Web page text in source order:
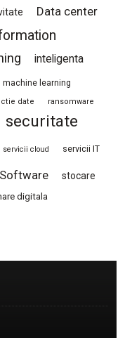
Data center
inteligenta
machine learning
date ransomware
securitate
servicii cloud servicii IT
Software stocare
digitala